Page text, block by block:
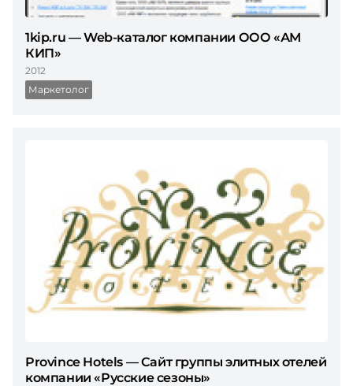
1kip.ru — Web-каталог компании ООО «АМ
КИП»
2012
Маркетолог
Province Hotels — Сайт группы элитных отелей
компании «Русские сезоны»